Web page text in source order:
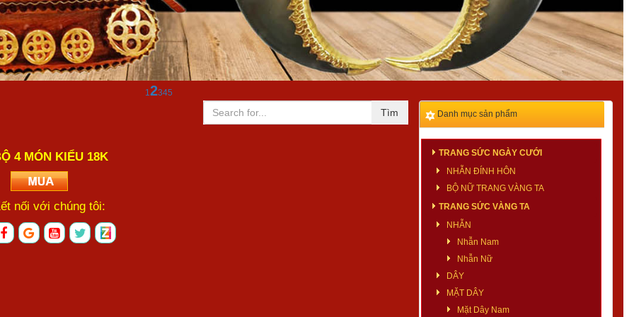
12345
4 MÓN KIỂU 18K
nối với chúng tôi:
Danh mục sản phẩm
TRANG SỨC NGÀY CƯỚI
NHẪN ĐÍNH HÔN
BỘ NỮ TRANG VÀNG TA
TRANG SỨC VÀNG TA
NHẪN
Nhẫn Nam
Nhẫn Nữ
DÂY
MẶT DÂY
Mặt Dây Nam